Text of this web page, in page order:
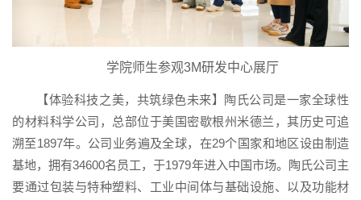
学院师生参观3M研发中心展厅
【体验科技之美，共筑绿色未来】陶氏公司是一家全球性
的材料科学公司，总部位于美国密歇根州米德兰，其历史可追
溯至1897年。公司业务遍及全球，在29个国家和地区设由制造
基地，拥有34600名员工，于1979年进入中国市场。陶氏公司主
要通过包装与特种塑料、工业中间体与基础设施、以及功能材